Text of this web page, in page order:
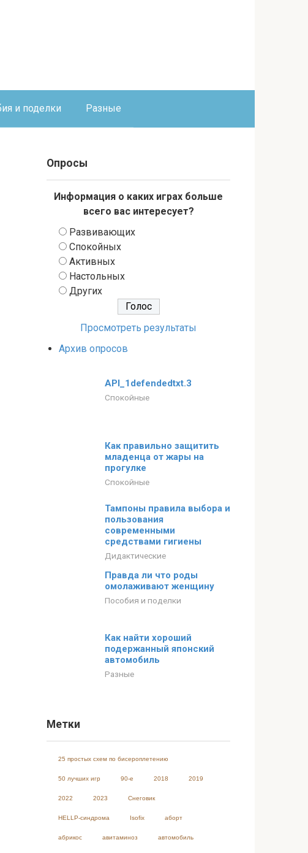
и поделки Разные
Опросы
Информация о каких играх больше
всего вас интересует?
Развивающих
Спокойных
Активных
Настольных
Других
Просмотреть результаты
Архив опросов
API_1defendedtxt.3
Спокойные
Как правильно защитить
младенца от жары на
прогулке
Спокойные
Тампоны правила выбора и
пользования
современными
средствами гигиены
Дидактические
Правда ли что роды
омолаживают женщину
Пособия и поделки
Как найти хороший
подержанный японский
автомобиль
Разные
Метки
25 простых схем по бисероплетению
50 лучших игр 90-е 2018 2019
2022 2023 Cнеговик
HELLP-синдрома Isofix аборт
абрикос авитаминоз автомобиль